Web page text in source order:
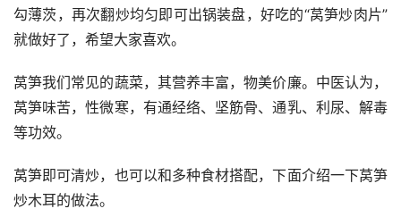
勾薄茨，再次翻炒均匀即可出锅装盘，好吃的“莴笋炒肉片”
就做好了，希望大家喜欢。
莴笋我们常见的蔬菜，其营养丰富，物美价廉。中医认为，
莴笋味苦，性微寒，有通经络、坚筋骨、通乳、利尿、解毒
等功效。
莴笋即可清炒，也可以和多种食材搭配，下面介绍一下莴笋
炒木耳的做法。